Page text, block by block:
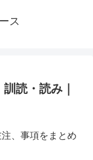
ス
読・読み｜
、事項をまとめ